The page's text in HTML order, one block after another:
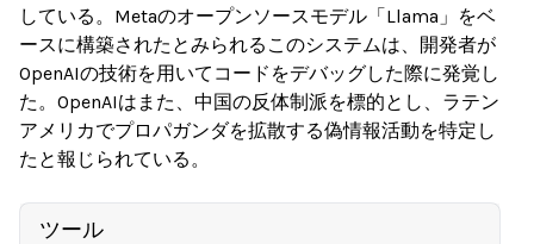
している。Metaのオープンソースモデル「Llama」をベ
ースに構築されたとみられるこのシステムは、開発者が
OpenAIの技術を用いてコードをデバッグした際に発覚し
た。OpenAIはまた、中国の反体制派を標的とし、ラテン
アメリカでプロパガンダを拡散する偽情報活動を特定し
たと報じられている。
ツール